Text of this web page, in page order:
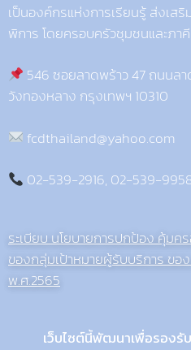
เป็นองค์กรแห่งการเรียนรู้ ส่งเ
พิการ โดยครอบครัวชุมชนและภา
546 ซอยลาดพร้าว 47 ถนนล
วังทองหลาง กรุงเทพฯ 10310
fcdthailand@yahoo.com
02-539-2916, 02-539-
ระเบียบ นโยบายการปกป้อง คุ้มค
ของกลุ่มเป้าหมายผู้รับบริการ ข
พ.ศ.2565
เว็บไซต์นี้พัฒนาเพื่อรองรั